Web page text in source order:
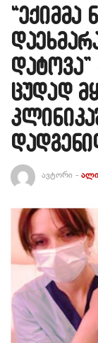
“ექიმმა
ცუდად
ავტორი -